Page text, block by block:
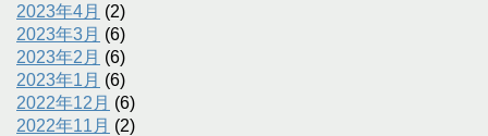
2023年4月 (2)
2023年3月 (6)
2023年2月 (6)
2023年1月 (6)
2022年12月 (6)
2022年11月 (2)